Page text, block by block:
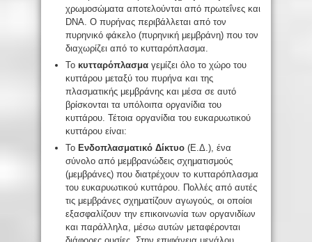
χρωμοσώματα αποτελούνται από πρωτεΐνες και
DNA. Ο πυρήνας περιβάλλεται από τον
πυρηνικό φάκελο (πυρηνική μεμβράνη) που τον
διαχωρίζει από το κυτταρόπλασμα.
Το κυτταρόπλασμα γεμίζει όλο το χώρο του
κυττάρου μεταξύ του πυρήνα και της
πλασματικής μεμβράνης και μέσα σε αυτό
βρίσκονται τα υπόλοιπα οργανίδια του
κυττάρου. Τέτοια οργανίδια του ευκαρυωτικού
κυττάρου είναι:
Το Ενδοπλασματικό Δίκτυο (Ε.Δ.), ένα
σύνολο από μεμβρανώδεις σχηματισμούς
(μεμβράνες) που διατρέχουν το κυτταρόπλασμα
του ευκαρυωτικού κυττάρου. Πολλές από αυτές
τις μεμβράνες σχηματίζουν αγωγούς, οι οποίοι
εξασφαλίζουν την επικοινωνία των οργανιδίων
και παράλληλα, μέσω αυτών μεταφέρονται